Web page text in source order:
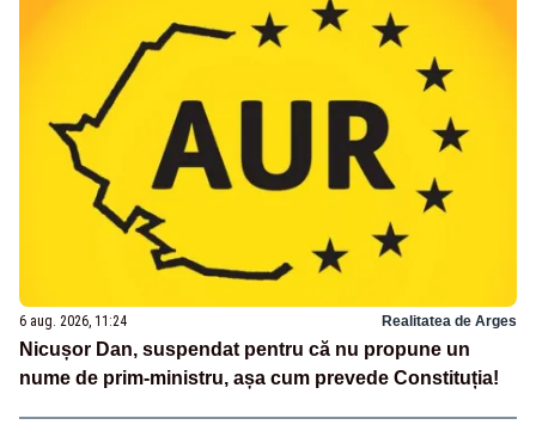
6 aug. 2026, 11:24 Realitatea de Arges
Nicușor Dan, suspendat pentru că nu propune un
nume de prim-ministru, așa cum prevede Constituția!